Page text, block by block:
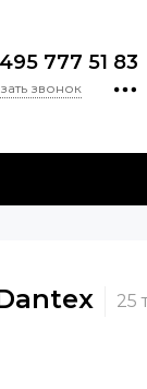
777 51 83
звонок